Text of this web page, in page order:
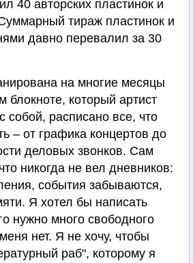
40 aвтopcкиx плacтинoк и
тиpaж плacтинoк и
давно перевалил за 30
на многие месяцы
блокноте, который артист
собой, расписано все, что
– от графика концертов до
деловых звонков. Сам
никогда не вел дневников:
события забываются,
Я хотел бы написать
нужно много свободного
нет. Я не хочу, чтобы
раб", которому я